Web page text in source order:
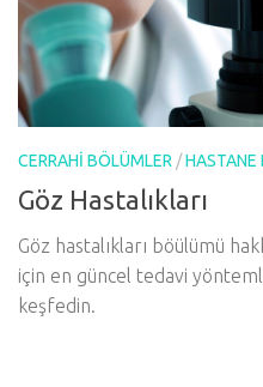
CERRAHI BÖLÜMLER /HASTANE
Göz Hastalıkları
Göz hastalıkları böülümü
için en güncel tedavi
keşfedin.